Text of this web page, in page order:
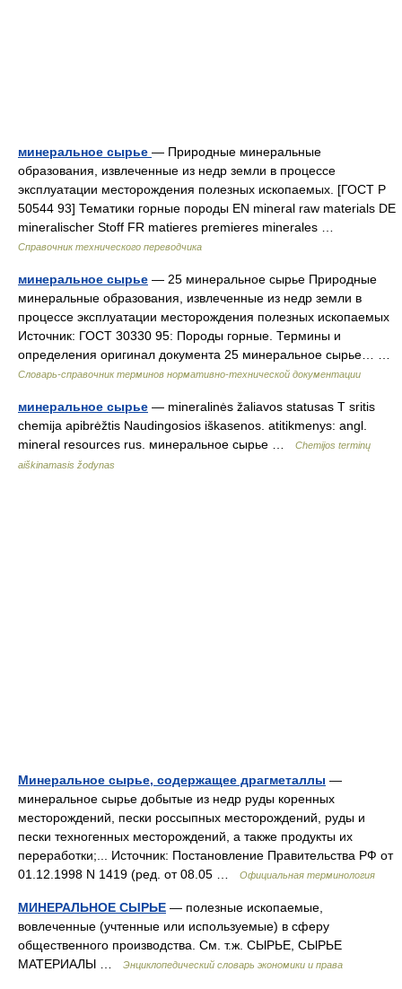
минеральное сырье — Природные минеральные
образования, извлеченные из недр земли в процессе
эксплуатации месторождения полезных ископаемых. [ГОСТ Р
50544 93] Тематики горные породы EN mineral raw materials DE
mineralischer Stoff FR matieres premieres minerales …
Справочник технического переводчика
минеральное сырье — 25 минеральное сырье Природные
минеральные образования, извлеченные из недр земли в
процессе эксплуатации месторождения полезных ископаемых
Источник: ГОСТ 30330 95: Породы горные. Термины и
определения оригинал документа 25 минеральное сырье… …
Словарь-справочник терминов нормативно-технической документации
минеральное сырье — mineralinės žaliavos statusas T sritis
chemija apibrėžtis Naudingosios iškasenos. atitikmenys: angl.
mineral resources rus. минеральное сырье …
Chemijos terminų
aiškinamasis žodynas
Минеральное сырье, содержащее драгметаллы —
минеральное сырье добытые из недр руды коренных
месторождений, пески россыпных месторождений, руды и
пески техногенных месторождений, а также продукты их
переработки;... Источник: Постановление Правительства РФ от
01.12.1998 N 1419 (ред. от 08.05 …
Официальная терминология
МИНЕРАЛЬНОЕ СЫРЬЕ — полезные ископаемые,
вовлеченные (учтенные или используемые) в сферу
общественного производства. См. т.ж. СЫРЬЕ, СЫРЬЕ
МАТЕРИАЛЫ …
Энциклопедический словарь экономики и права